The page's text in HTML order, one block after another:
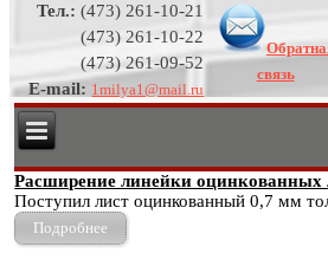
Тел.: (473) 261-10-21
(473) 261-10-22
(473) 261-09-52
E-mail: 1milya1@mail.ru
связь
Расширение линейки оцинкованных
Поступил лист оцинкованный 0,7 мм
Подробнее